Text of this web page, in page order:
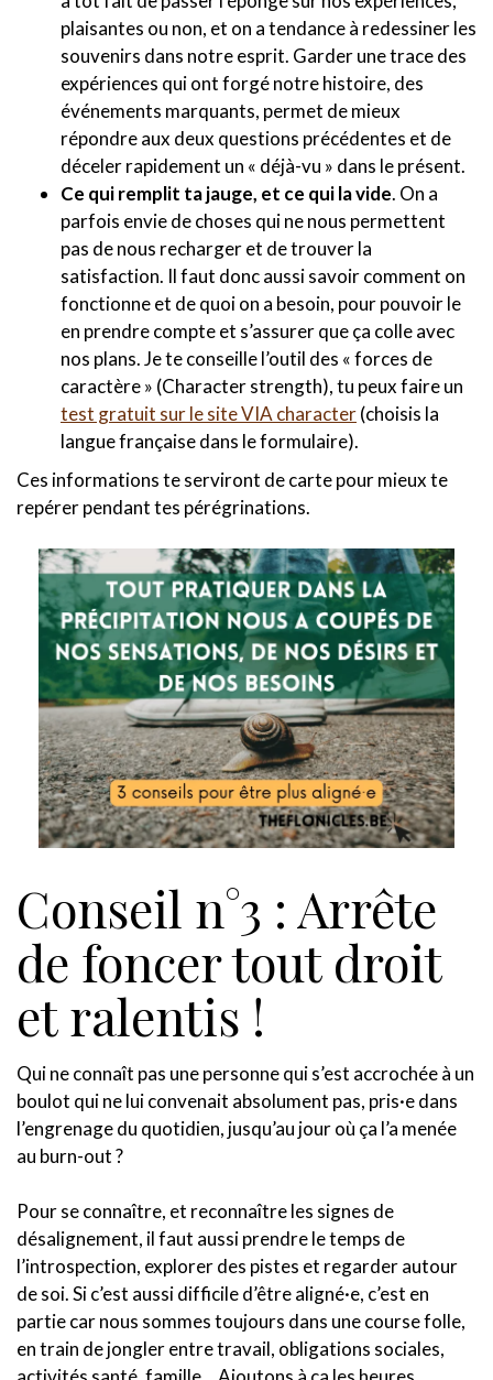
plaisantes ou non, et on a tendance à redessiner les
souvenirs dans notre esprit. Garder une trace des
expériences qui ont forgé notre histoire, des
événements marquants, permet de mieux
répondre aux deux questions précédentes et de
déceler rapidement un « déjà-vu » dans le présent.
Ce qui remplit ta jauge, et ce qui la vide. On a
parfois envie de choses qui ne nous permettent
pas de nous recharger et de trouver la
satisfaction. Il faut donc aussi savoir comment on
fonctionne et de quoi on a besoin, pour pouvoir le
en prendre compte et s’assurer que ça colle avec
nos plans. Je te conseille l’outil des « forces de
caractère » (Character strength), tu peux faire un
test gratuit sur le site VIA character(choisis la
langue française dans le formulaire).
Ces informations te serviront de carte pour mieux te
repérer pendant tes pérégrinations.
Conseil n°3 : Arrête
de foncer tout droit
et ralentis !
Qui ne connaît pas une personne qui s’est accrochée à un
boulot qui ne lui convenait absolument pas, pris·e dans
l’engrenage du quotidien, jusqu’au jour où ça l’a menée
au burn-out ?
Pour se connaître, et reconnaître les signes de
désalignement, il faut aussi prendre le temps de
l’introspection, explorer des pistes et regarder autour
de soi. Si c’est aussi difficile d’être aligné·e, c’est en
partie car nous sommes toujours dans une course folle,
en train de jongler entre travail, obligations sociales,